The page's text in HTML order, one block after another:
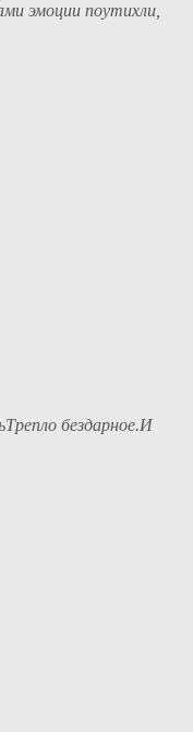
эмоции поутихли,
бездарное.И